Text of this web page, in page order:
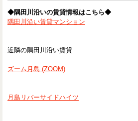
◆隅田川沿いの賃貸情報はこちら◆
隅田川沿い賃貸マンション
近隣の隅田川沿い賃貸
ズーム月島 (ZOOM)
月島リバーサイドハイツ